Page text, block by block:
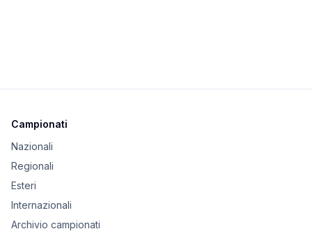
Campionati
Nazionali
Regionali
Esteri
Internazionali
Archivio campionati